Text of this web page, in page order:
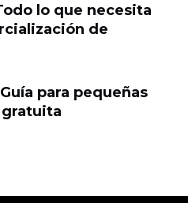
lo que necesita
de
para pequeñas
gratuita